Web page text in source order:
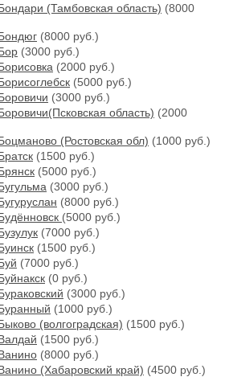
(Тамбовская область) (8000
(8000 руб.)
(3000 руб.)
(2000 руб.)
(5000 руб.)
(3000 руб.)
область) (2000
(Ростовская обл) (1000 руб.)
(1500 руб.)
(5000 руб.)
(3000 руб.)
(8000 руб.)
(5000 руб.)
(7000 руб.)
(1500 руб.)
(7000 руб.)
(0 руб.)
(3000 руб.)
(1000 руб.)
(волгоградская) (1500 руб.)
(1500 руб.)
(8000 руб.)
(Хабаровский край) (4500 руб.)